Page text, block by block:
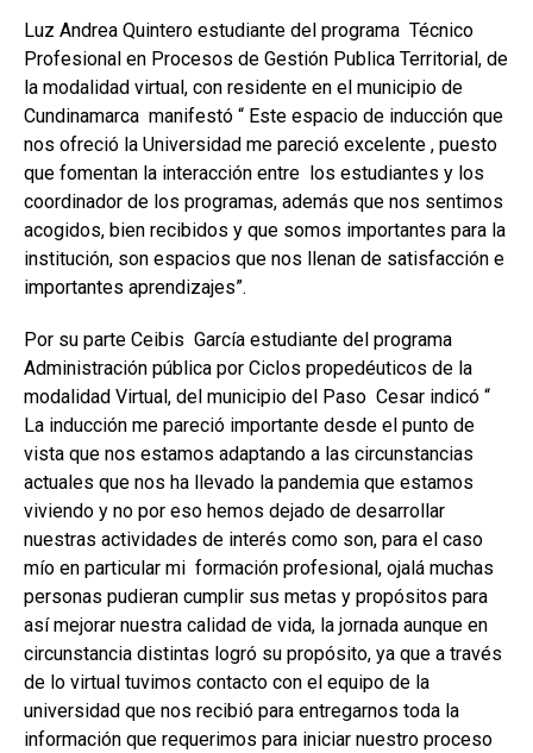
Luz Andrea Quintero estudiante del programa Técnico
Profesional en Procesos de Gestión Publica Territorial, de
la modalidad virtual, con residente en el municipio de
Cundinamarca manifestó “ Este espacio de inducción que
nos ofreció la Universidad me pareció excelente , puesto
que fomentan la interacción entre los estudiantes y los
coordinador de los programas, además que nos sentimos
acogidos, bien recibidos y que somos importantes para la
institución, son espacios que nos llenan de satisfacción e
importantes aprendizajes”.
Por su parte Ceibis García estudiante del programa
Administración pública por Ciclos propedéuticos de la
modalidad Virtual, del municipio del Paso Cesar indicó “
La inducción me pareció importante desde el punto de
vista que nos estamos adaptando a las circunstancias
actuales que nos ha llevado la pandemia que estamos
viviendo y no por eso hemos dejado de desarrollar
nuestras actividades de interés como son, para el caso
mío en particular mi formación profesional, ojalá muchas
personas pudieran cumplir sus metas y propósitos para
así mejorar nuestra calidad de vida, la jornada aunque en
circunstancia distintas logró su propósito, ya que a través
de lo virtual tuvimos contacto con el equipo de la
universidad que nos recibió para entregarnos toda la
información que requerimos para iniciar nuestro proceso